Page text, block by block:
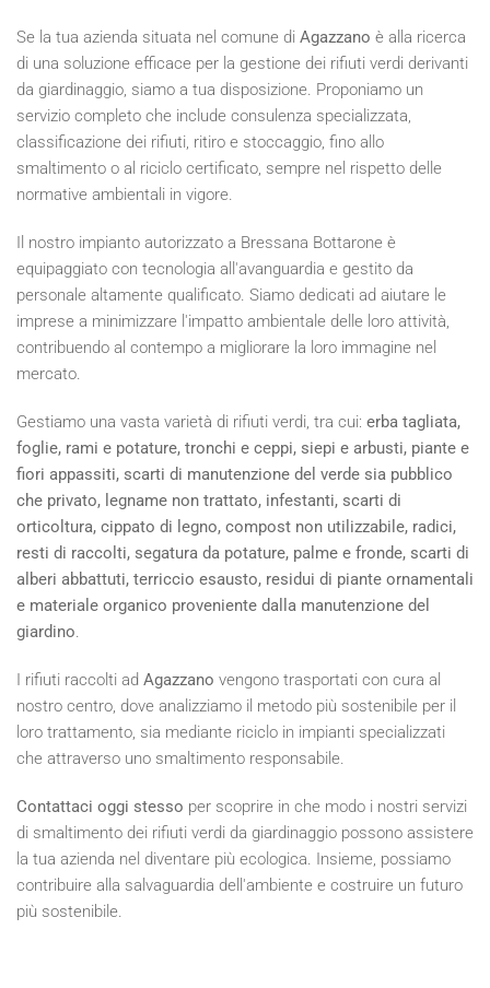
Se la tua azienda situata nel comune di Agazzano è alla ricerca
di una soluzione efficace per la gestione dei rifiuti verdi derivanti
da giardinaggio, siamo a tua disposizione. Proponiamo un
servizio completo che include consulenza specializzata,
classificazione dei rifiuti, ritiro e stoccaggio, fino allo
smaltimento o al riciclo certificato, sempre nel rispetto delle
normative ambientali in vigore.
Il nostro impianto autorizzato a Bressana Bottarone è
equipaggiato con tecnologia all'avanguardia e gestito da
personale altamente qualificato. Siamo dedicati ad aiutare le
imprese a minimizzare l'impatto ambientale delle loro attività,
contribuendo al contempo a migliorare la loro immagine nel
mercato.
Gestiamo una vasta varietà di rifiuti verdi, tra cui: erba tagliata,
foglie, rami e potature, tronchi e ceppi, siepi e arbusti, piante e
fiori appassiti, scarti di manutenzione del verde sia pubblico
che privato, legname non trattato, infestanti, scarti di
orticoltura, cippato di legno, compost non utilizzabile, radici,
resti di raccolti, segatura da potature, palme e fronde, scarti di
alberi abbattuti, terriccio esausto, residui di piante ornamentali
e materiale organico proveniente dalla manutenzione del
giardino.
I rifiuti raccolti ad Agazzano vengono trasportati con cura al
nostro centro, dove analizziamo il metodo più sostenibile per il
loro trattamento, sia mediante riciclo in impianti specializzati
che attraverso uno smaltimento responsabile.
Contattaci oggi stesso per scoprire in che modo i nostri servizi
di smaltimento dei rifiuti verdi da giardinaggio possono assistere
la tua azienda nel diventare più ecologica. Insieme, possiamo
contribuire alla salvaguardia dell'ambiente e costruire un futuro
più sostenibile.